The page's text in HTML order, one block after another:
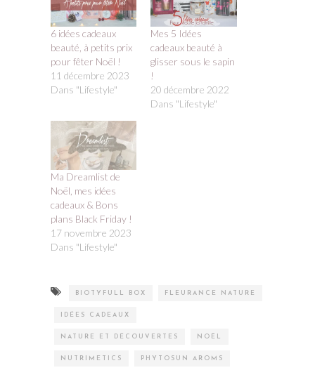
6 idées cadeaux
beauté, à petits prix
pour fêter Noël !
11 décembre 2023
Dans "Lifestyle"
Mes 5 Idées
cadeaux beauté à
glisser sous le sapin
!
20 décembre 2022
Dans "Lifestyle"
Ma Dreamlist de
Noël, mes idées
cadeaux & Bons
plans Black Friday !
17 novembre 2023
Dans "Lifestyle"
BIOTYFULL BOX FLEURANCE NATURE
IDÉES CADEAUX
NATURE ET DÉCOUVERTES NOËL
NUTRIMETICS PHYTOSUN AROMS